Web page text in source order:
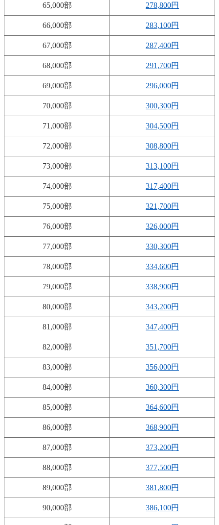
65,000部 278,800円
66,000部 283,100円
67,000部 287,400円
68,000部 291,700円
69,000部 296,000円
70,000部 300,300円
71,000部 304,500円
72,000部 308,800円
73,000部 313,100円
74,000部 317,400円
75,000部 321,700円
76,000部 326,000円
77,000部 330,300円
78,000部 334,600円
79,000部 338,900円
80,000部 343,200円
81,000部 347,400円
82,000部 351,700円
83,000部 356,000円
84,000部 360,300円
85,000部 364,600円
86,000部 368,900円
87,000部 373,200円
88,000部 377,500円
89,000部 381,800円
90,000部 386,100円